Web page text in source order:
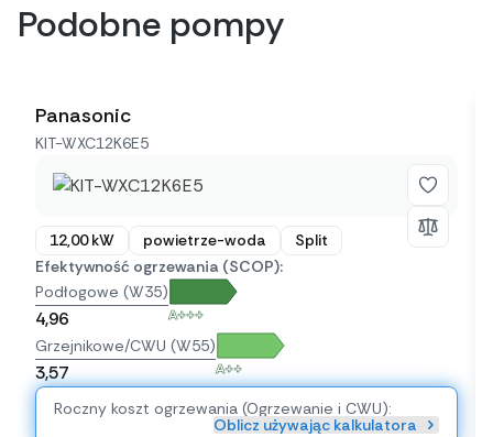
Podobne pompy
Panasonic
KIT-WXC12K6E5
12,00 kW powietrze-woda
Split
Efektywność ogrzewania (SCOP):
Podłogowe (W35)
4,96 A+++
Grzejnikowe/CWU (W55)
3,57 A++
Roczny koszt ogrzewania (Ogrzewanie i CWU):
Oblicz używając kalkulatora